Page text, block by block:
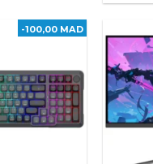
-100,00 MAD